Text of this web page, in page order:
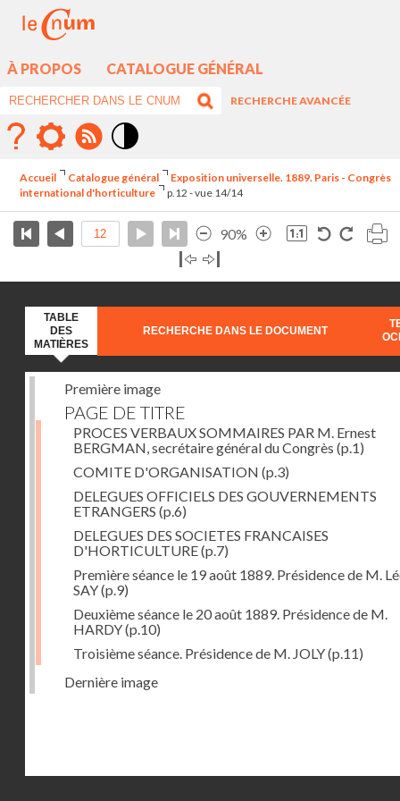
À PROPOS CATALOGUE GÉNÉRAL
RECHERCHE AVANCÉE
élévé
Accueil Catalogue général
Exposition universelle. 1889. Paris - Congrès
international d'horticulture
p.12 - vue 14/14
90%
TABLE
DES
MATIÈRES
RECHERCHE DANS LE DOCUMENT
Première image
PAGE DE TITRE
PROCES VERBAUX SOMMAIRES PAR M. Ernest
BERGMAN, secrétaire général du Congrès (p.1)
COMITE D'ORGANISATION (p.3)
DELEGUES OFFICIELS DES GOUVERNEMENTS
ETRANGERS (p.6)
DELEGUES DES SOCIETES FRANCAISES
D'HORTICULTURE(p.7)
Première séance le 19 août 1889. Présidence de M.
SAY(p.9)
Deuxième séance le 20 août 1889. Présidence de M.
HARDY(p.10)
Troisième séance. Présidence de M. JOLY(p.11)
Dernière image